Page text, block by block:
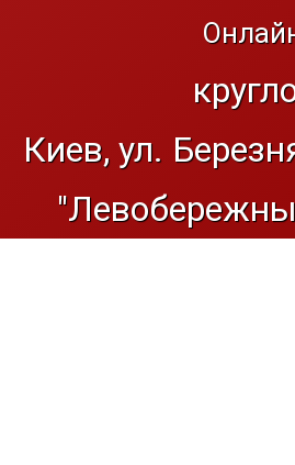
Киев, ул.